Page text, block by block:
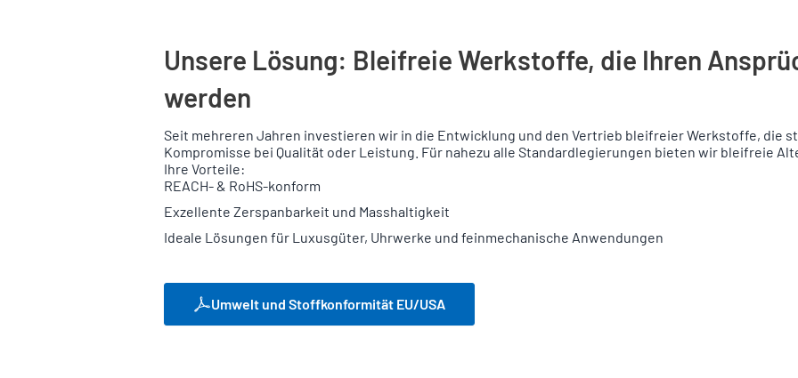
Unsere Lösung: Bleifreie Werkstoffe, die Ihren
werden
Seit mehreren Jahren investieren wir in die Entwicklung und den Vertrieb bleifreier Werkstoffe, die
Kompromisse bei Qualität oder Leistung. Für nahezu alle Standardlegierungen bieten wir bleifreie
Ihre Vorteile:
REACH- & RoHS-konform
Exzellente Zerspanbarkeit und Masshaltigkeit
Ideale Lösungen für Luxusgüter, Uhrwerke und feinmechanische Anwendungen
Umwelt und Stoffkonformität EU/USA